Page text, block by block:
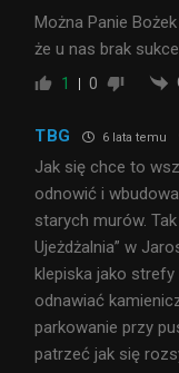
Można Panie
że u nas brak
1 0
TBG 6 lata temu
Jak się chce to
odnowić i
starych murów.
Ujeżdżalnia” w
klepiska jako
odnawiać
parkowanie przy
patrzeć jak się